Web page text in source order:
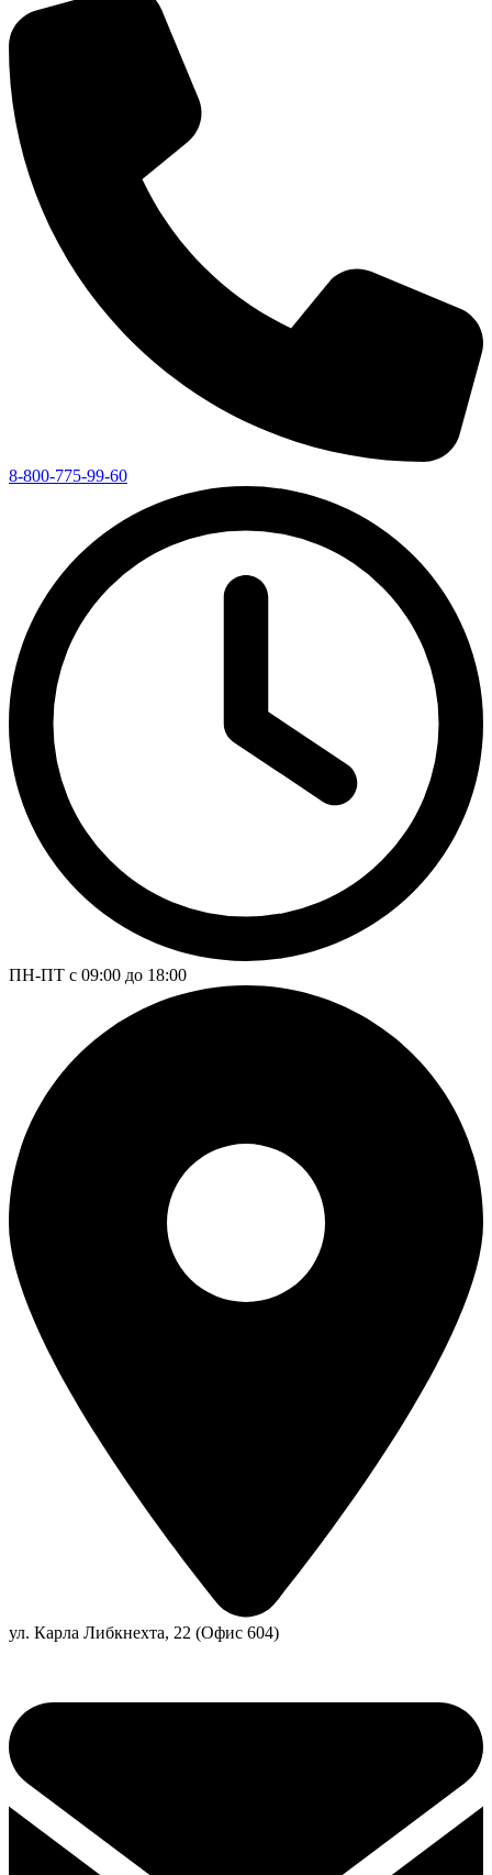
8-800-775-99-60
ПН-ПТ с 09:00 до 18:00
ул. Карла Либкнехта, 22 (Офис 604)